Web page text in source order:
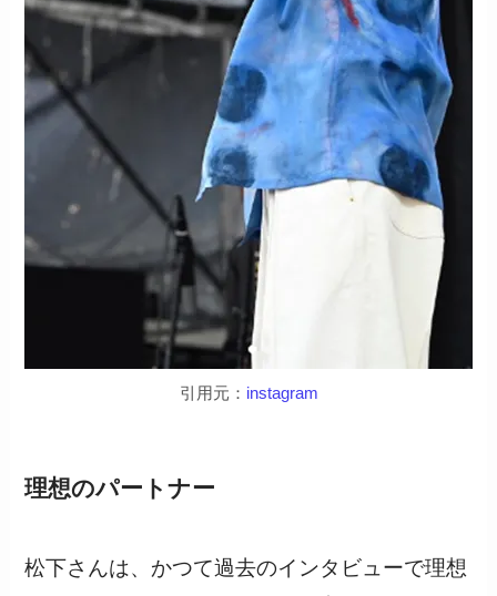
引用元： instagram
理想のパートナー
松下さんは、かつて過去のインタビューで理想